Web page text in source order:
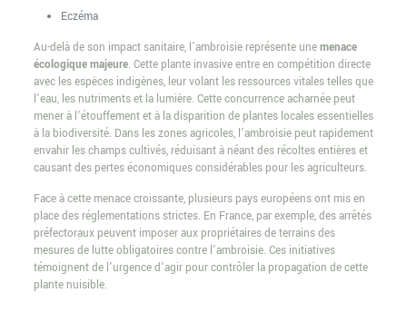
Eczéma
Au-delà de son impact sanitaire, l’ambroisie représente unemenace
écologique majeure. Cette plante invasive entre en compétition directe
avec les espèces indigènes, leur volant les ressources vitales telles que
l’eau, les nutriments et la lumière. Cette concurrence acharnée peut
mener à l’étouffement et à la disparition de plantes locales essentielles
à la biodiversité. Dans les zones agricoles, l’ambroisie peut rapidement
envahir les champs cultivés, réduisant à néant des récoltes entières et
causant des pertes économiques considérables pour les agriculteurs.
Face à cette menace croissante, plusieurs pays européens ont mis en
place des réglementations strictes. En France, par exemple, des arrêtés
préfectoraux peuvent imposer aux propriétaires de terrains des
mesures de lutte obligatoires contre l’ambroisie. Ces initiatives
témoignent de l’urgence d’agir pour contrôler la propagation de cette
plante nuisible.